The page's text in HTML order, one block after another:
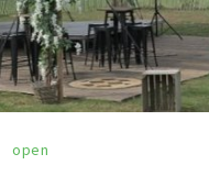
open